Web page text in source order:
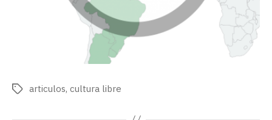
Etiquetas
articulos, cultura libre